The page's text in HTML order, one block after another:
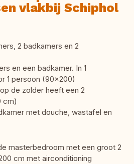
vlakbij Schiphol
2 badkamers en 2
en een badkamer. In 1
1 persoon (90x200)
de zolder heeft een 2
cm)
met douche, wastafel en
masterbedroom met een groot 2
cm met airconditioning